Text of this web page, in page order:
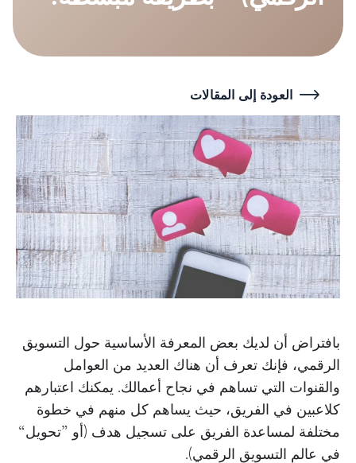
العودة إلى المقالات
بافتراض أن لديك بعض المعرفة الأساسية حول التسويق
الرقمي، فإنك تعرف أن هناك العديد من العوامل
والقنوات التي تساهم في نجاح أعمالك. يمكنك اعتبارهم
كلاعبين في الفريق، حيث يساهم كل منهم في خطوة
مختلفة لمساعدة الفريق على تسجيل هدف (أو ”تحويل“
في عالم التسويق الرقمي).